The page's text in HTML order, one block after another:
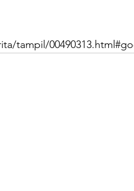
tampil/